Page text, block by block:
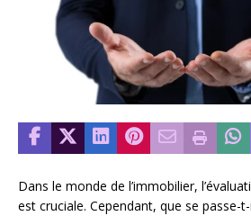
Dans le monde de l’immobilier,
est cruciale. Cependant, que se passe-